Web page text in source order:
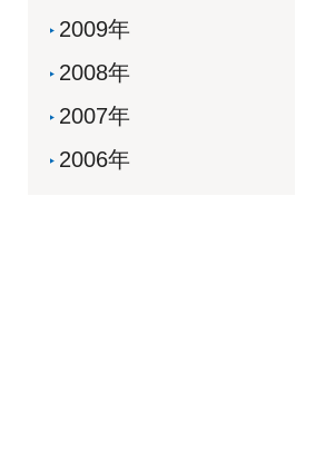
2009年
2008年
2007年
2006年